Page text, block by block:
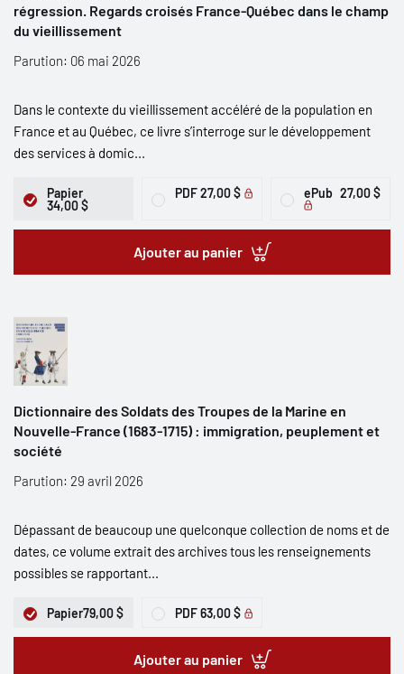
régression. Regards croisés France-Québec dans le champ
du vieillissement
Parution: 06 mai 2026
Dans le contexte du vieillissement accéléré de la population en
France et au Québec, ce livre s’interroge sur le développement
des services à domic...
Papier
34,00 $
PDF 27,00 $ ePub 27,00 $
Ajouter au panier
Dictionnaire des Soldats des Troupes de la Marine en
Nouvelle-France (1683-1715) : immigration, peuplement et
société
Parution: 29 avril 2026
Dépassant de beaucoup une quelconque collection de noms et de
dates, ce volume extrait des archives tous les renseignements
possibles se rapportant...
Papier79,00 $ PDF 63,00 $
Ajouter au panier